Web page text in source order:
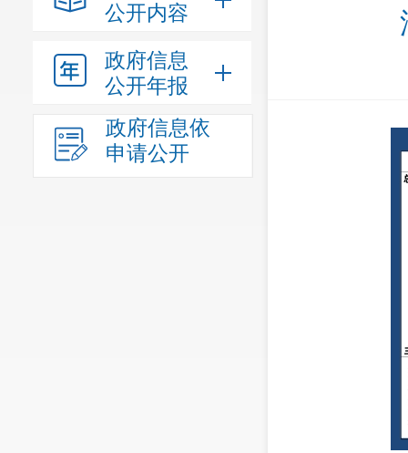
公开内容
政府信息
公开年报
政府信息依
申请公开